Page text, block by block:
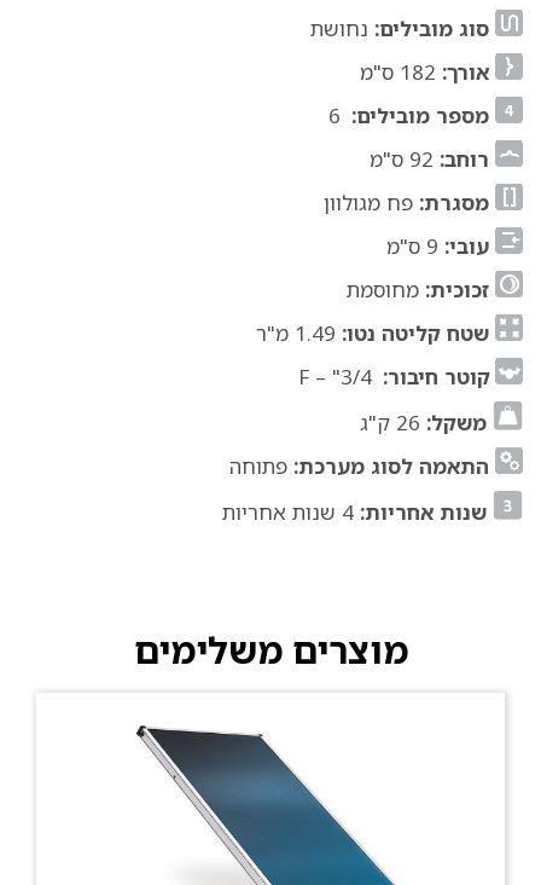
סוג מובילים: נחושת
אורך:
מספר מובילים:
רוחב:
מסגרת: פח מגולוון
עובי:
זכוכית: מחוסמת
שטח קליטה נטו:
קוטר חיבור:
משקל:
התאמה לסוג מערכת: פתוחה
שנות אחריות:
מוצרים משלימים